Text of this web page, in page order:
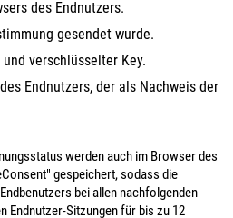
des Endnutzers.
gesendet wurde.
verschlüsselter Key.
Endnutzers, der als Nachweis der
werden auch im Browser des
gespeichert, sodass die
bei allen nachfolgenden
Endnutzer-Sitzungen für bis zu 12